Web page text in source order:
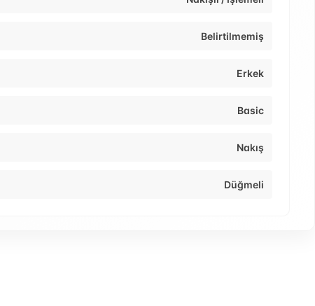
Belirtilmemiş
Erkek
Basic
Nakış
Düğmeli